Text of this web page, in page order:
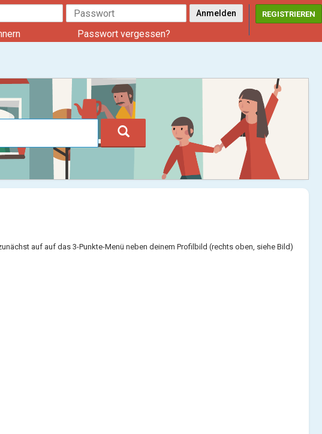
Passwort vergessen?
REGISTRIEREN
auf auf das 3-Punkte-Menü neben deinem Profilbild (rechts oben, siehe Bild)